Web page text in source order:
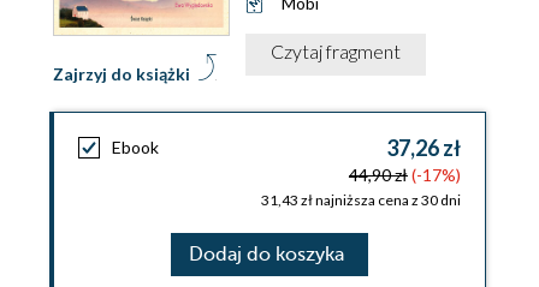
Zajrzyj do książki
Czytaj fragment
Ebook 37,26 zł
44,90 zł(-17%)
31,43 zł najniższa cena z 30 dni
Dodaj do koszyka